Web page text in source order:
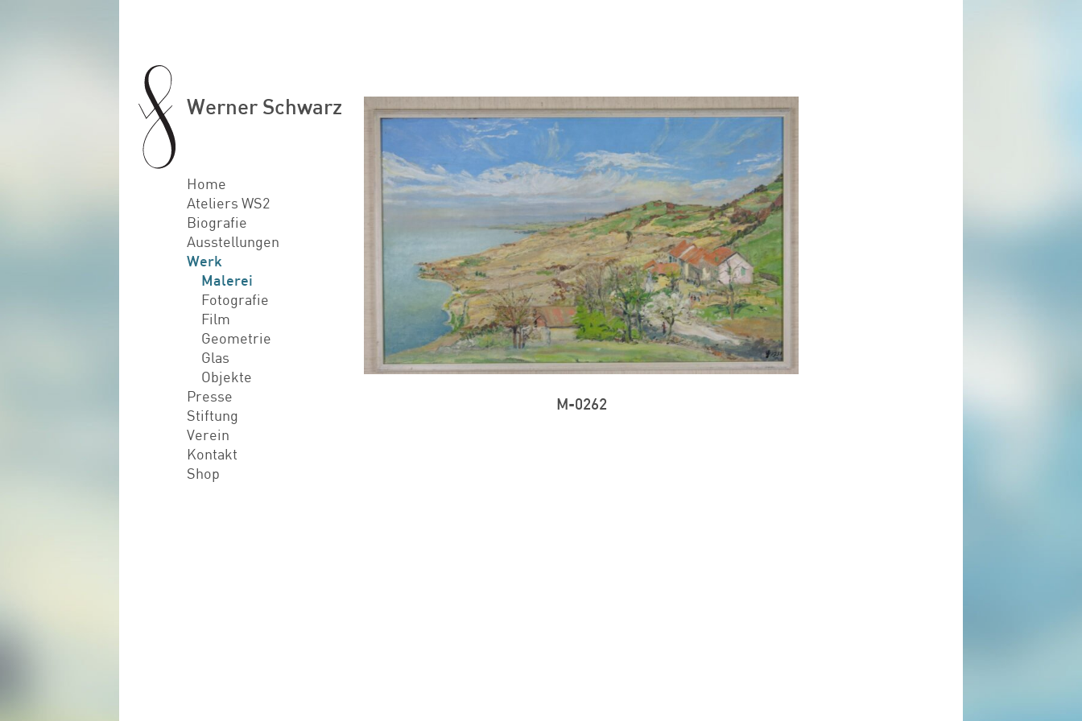
Werner Schwarz
Home
Ateliers WS2
Biografie
Ausstellungen
Werk
Malerei
Fotografie
Film
Geometrie
Glas
Objekte
Presse
Stiftung
Verein
Kontakt
Shop
M-0262